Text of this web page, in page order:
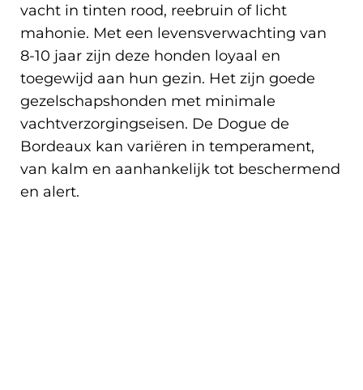
vacht in tinten rood, reebruin of licht
mahonie. Met een levensverwachting van
8-10 jaar zijn deze honden loyaal en
toegewijd aan hun gezin. Het zijn goede
gezelschapshonden met minimale
vachtverzorgingseisen. De Dogue de
Bordeaux kan variëren in temperament,
van kalm en aanhankelijk tot beschermend
en alert.